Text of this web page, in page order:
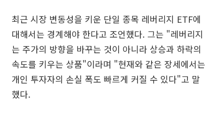
최근 시장 변동성을 키운 단일 종목 레버리지 ETF에
대해서는 경계해야 한다고 조언했다. 그는 "레버리지
는 주가의 방향을 바꾸는 것이 아니라 상승과 하락의
속도를 키우는 상품"이라며 "현재와 같은 장세에서는
개인 투자자의 손실 폭도 빠르게 커질 수 있다"고 말
했다.